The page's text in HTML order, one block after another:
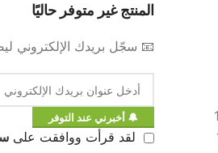
المنتج غير متوفر حاليًا
📧 سجّل بريدك الإلكتروني
🔔 أخبرني عند التوفر
لقد قرأت ووافقت على